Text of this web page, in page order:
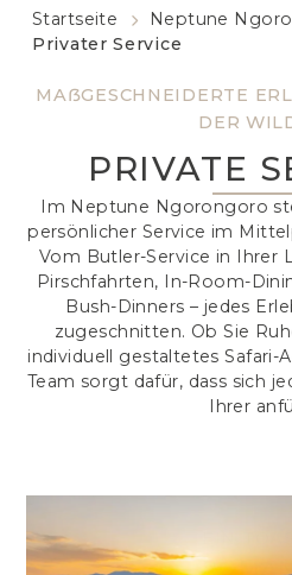
MAẞGESCHNEIDERTE
DER
PRIVATE
Im Neptune Ngorongoro
persönlicher Service im
Vom Butler-Service in Ihrer
Pirschfahrten, In-Room-
Bush-Dinners – jedes
zugeschnitten. Ob Sie
individuell gestaltetes Safari-
Team sorgt dafür, dass sich
Ihrer
Startseite
Neptune
Privater Service
EIN